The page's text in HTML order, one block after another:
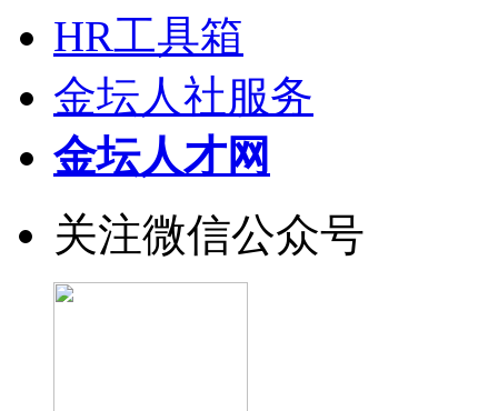
HR工具箱
金坛人社服务
金坛人才网
关注微信公众号